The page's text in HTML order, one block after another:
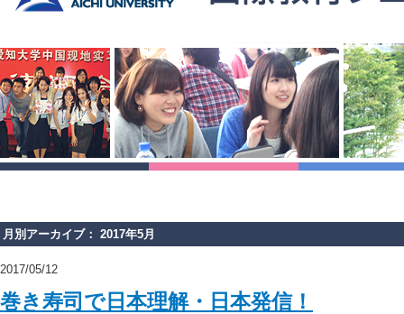
月別アーカイブ： 2017年5月
2017/05/12
巻き寿司で日本理解・日本発信！